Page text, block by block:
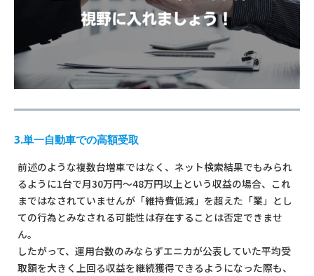
3.単一自動車での高額受取
前述のような複数台増車ではなく、ネット検索結果でもみられ
るように1台で月30万円～48万円以上という収益の場合、これ
まではなされていませんが「維持費低減」を超えた「業」とし
ての行為とみなされる可能性は存在することは否定できませ
ん。
したがって、運用台数のみならずエニカが公表していた平均受
取額を大きく上回る収益を継続獲得できるようになった際も、